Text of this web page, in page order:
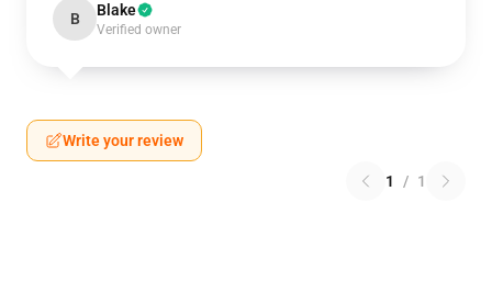
B Blake
Verified owner
Write your review
1 / 1